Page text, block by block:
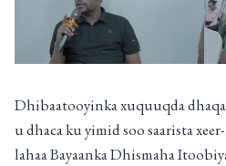
Dhibaatooyinka xuquuqda
u dhaca ku yimid soo saarista
lahaa Bayaanka Dhismaha